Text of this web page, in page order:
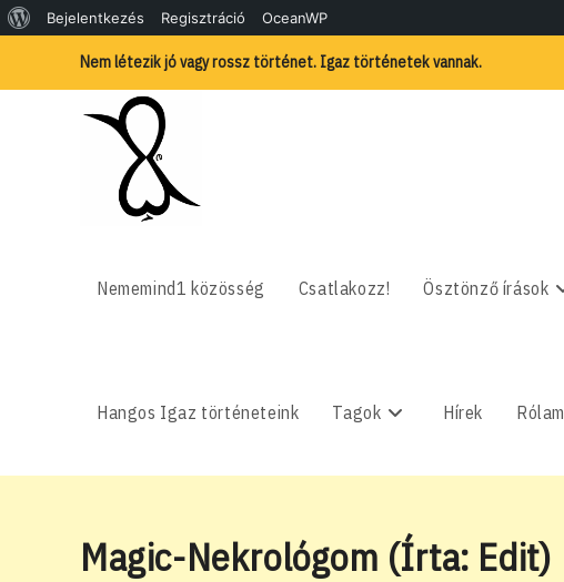
WordPress,
csodás
Bejelentkezés Regisztráció OceanWP
content
Nem létezik jó vagy rossz történet. Igaz történetek vannak.
Nememind1 közösség Csatlakozz! Ösztönző írások
Hangos Igaz történeteink Tagok Hírek Rólam
Magic-Nekrológom (Írta: Edit)